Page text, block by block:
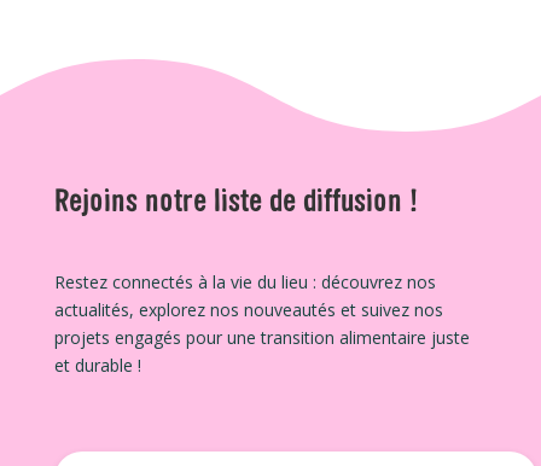
Rejoins notre liste de diffusion !
Restez connectés à la vie du lieu : découvrez nos
actualités, explorez nos nouveautés et suivez nos
projets engagés pour une transition alimentaire juste
et durable !